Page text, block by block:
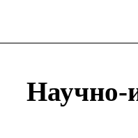
Научно-